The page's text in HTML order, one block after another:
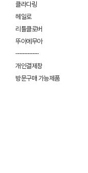
클라다링
헤일로
리틀클로버
뚜아에무아
------------------
개인결제창
방문구매 가능제품